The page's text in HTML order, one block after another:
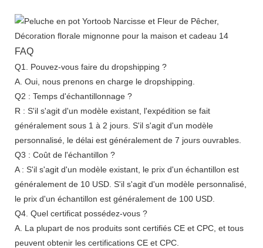
FAQ
Q1. Pouvez-vous faire du dropshipping ?
A. Oui, nous prenons en charge le dropshipping.
Q2 : Temps d'échantillonnage ?
R : S'il s'agit d'un modèle existant, l'expédition se fait
généralement sous 1 à 2 jours. S'il s'agit d'un modèle
personnalisé, le délai est généralement de 7 jours ouvrables.
Q3 : Coût de l'échantillon ?
A : S'il s'agit d'un modèle existant, le prix d'un échantillon est
généralement de 10 USD. S'il s'agit d'un modèle personnalisé,
le prix d'un échantillon est généralement de 100 USD.
Q4. Quel certificat possédez-vous ?
A. La plupart de nos produits sont certifiés CE et CPC, et tous
peuvent obtenir les certifications CE et CPC.